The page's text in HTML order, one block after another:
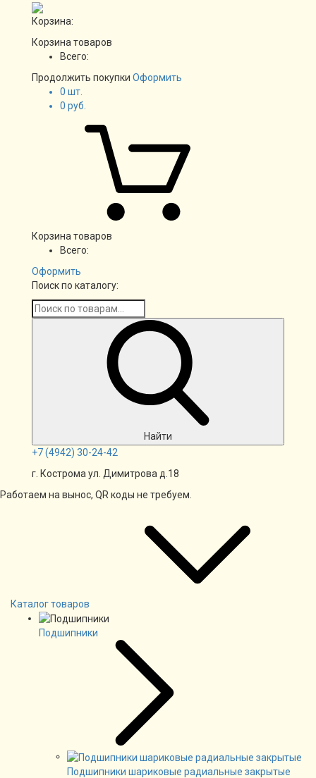
Корзина:
Корзина товаров
Всего:
Продолжить покупки Оформить
0 шт.
0 руб.
Корзина товаров
Всего:
Оформить
Поиск по каталогу:
Найти
+7(4942) 30-24-42
г. Кострома ул. Димитрова д.18
Работаем на вынос, QR коды не требуем.
Каталог товаров
Подшипники
Подшипники шариковые радиальные закрытые